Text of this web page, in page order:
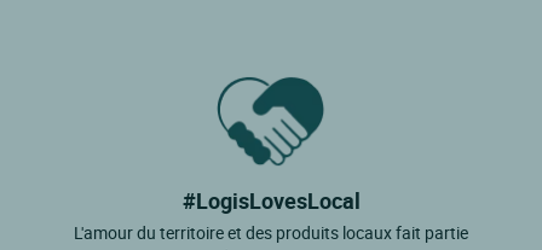
#LogisLovesLocal
L'amour du territoire et des produits locaux fait partie